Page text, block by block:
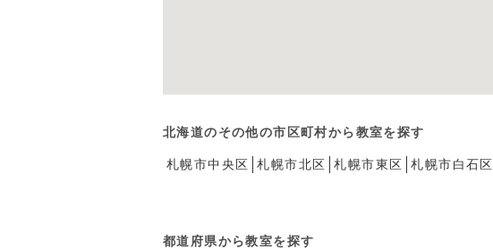
北海道のその他の市区町村から教室を探す
札幌市中央区 札幌市北区 札幌市東区 札幌市白石区
都道府県から教室を探す